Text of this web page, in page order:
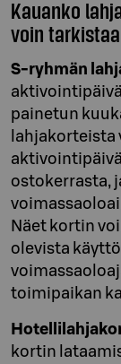
Kauanko
voin
S-ryhmän
painetun
lahjakorteista
ostokerrasta,
Näet kortin
olevista
toimipaikan
kortin